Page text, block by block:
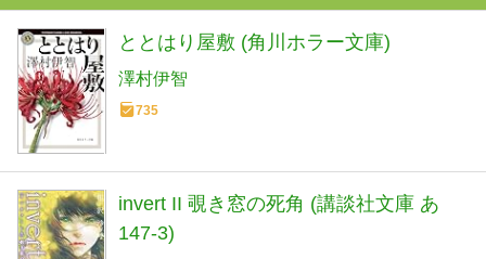
ととはり屋敷 (角川ホラー文庫)
澤村伊智
735
invert II 覗き窓の死角 (講談社文庫 あ
147-3)